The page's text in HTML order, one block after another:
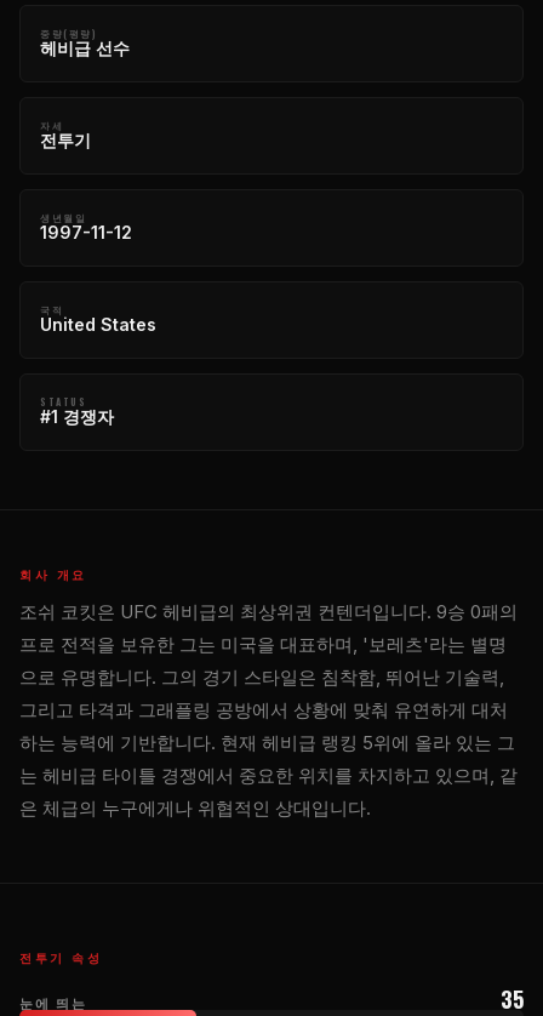
중량(평량)
헤비급 선수
자세
전투기
생년월일
1997-11-12
국적
United States
STATUS
#1 경쟁자
회사 개요
조쉬 코킷은 UFC 헤비급의 최상위권 컨텐더입니다. 9승 0패의
프로 전적을 보유한 그는 미국을 대표하며, '보레츠'라는 별명
으로 유명합니다. 그의 경기 스타일은 침착함, 뛰어난 기술력,
그리고 타격과 그래플링 공방에서 상황에 맞춰 유연하게 대처
하는 능력에 기반합니다. 현재 헤비급 랭킹 5위에 올라 있는 그
는 헤비급 타이틀 경쟁에서 중요한 위치를 차지하고 있으며, 같
은 체급의 누구에게나 위협적인 상대입니다.
전투기 속성
눈에 띄는 35